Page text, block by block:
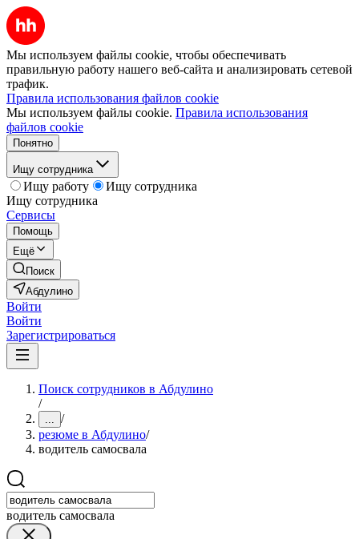
Мы используем файлы cookie, чтобы обеспечивать
правильную работу нашего веб-сайта и анализировать сетевой
трафик.
Правила использования файлов cookie
Мы используем файлы cookie. Правила использования
файлов cookie
Понятно
Ищу сотрудника
Ищу работу
Ищу сотрудника
Ищу сотрудника
Сервисы
Помощь
Ещё
Поиск
Абдулино
Войти
Войти
Зарегистрироваться
Поиск сотрудников в Абдулино
/
... /
резюме в Абдулино/
водитель самосвала
водитель самосвала